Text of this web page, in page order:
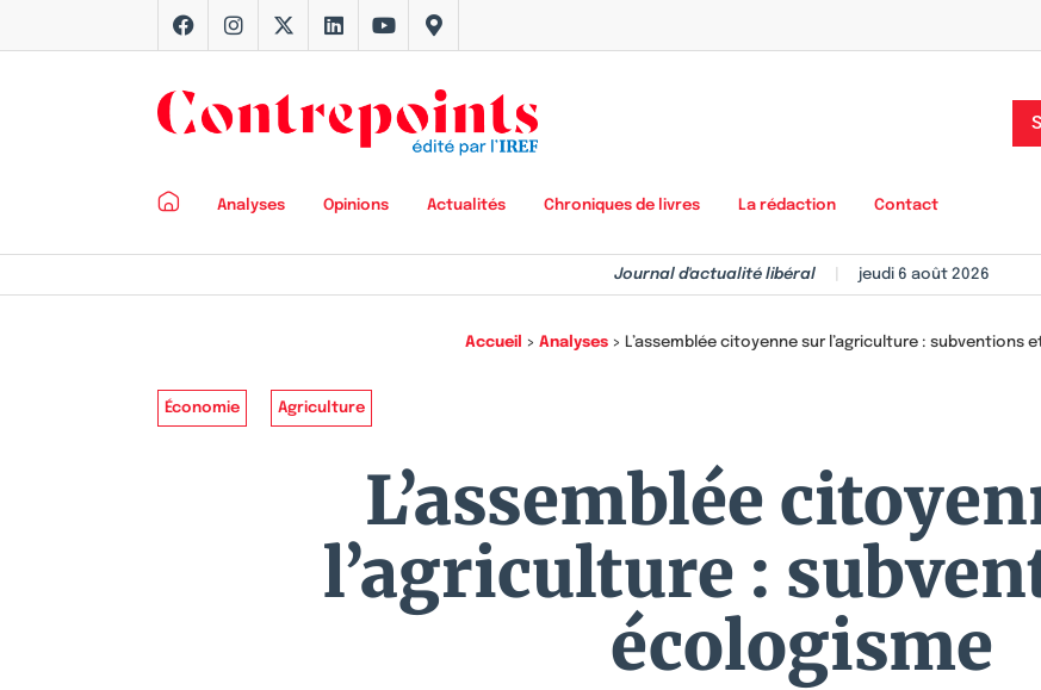
Analyses Opinions Actualités Chroniques de livres La rédaction Contact
Journal d'actualité libéral jeudi 6 août 2026
Accueil > Analyses > L’assemblée citoyenne sur l’agriculture : subventions
Économie Agriculture
L’assemblée
l’agriculture :
écologisme